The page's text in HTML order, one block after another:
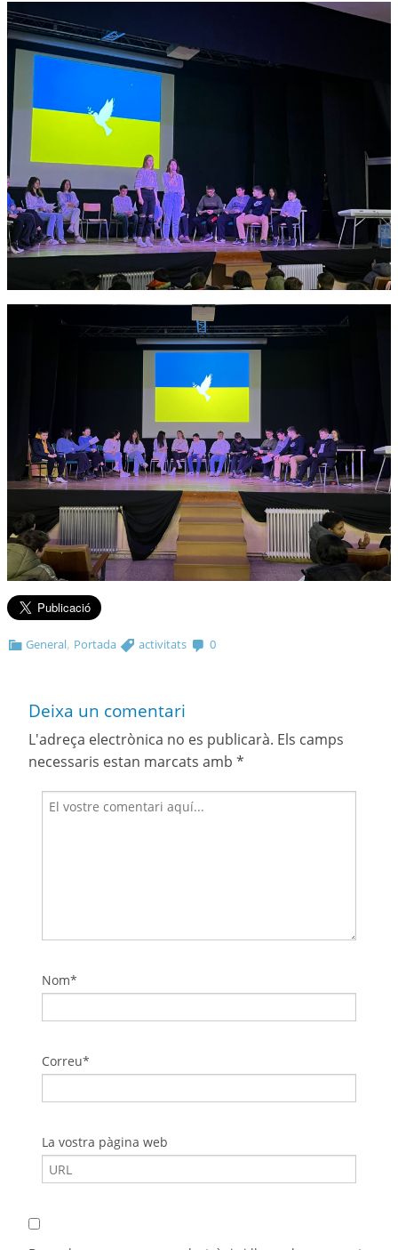
General, Portada activitats 0
Deixa un comentari
L'adreça electrònica no es publicarà. Els camps
necessaris estan marcats amb *
Nom*
Correu*
La vostra pàgina web